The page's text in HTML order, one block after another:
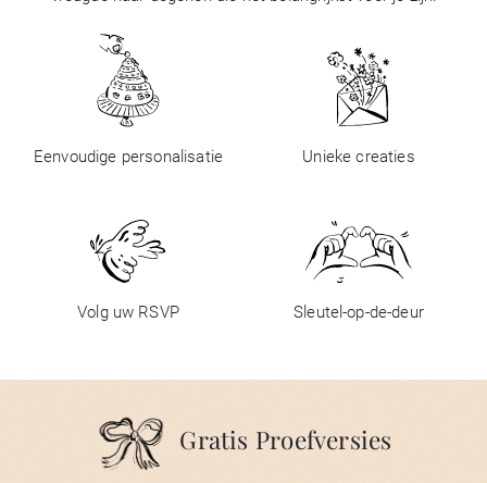
Eenvoudige personalisatie Unieke creaties
Volg uw RSVP Sleutel-op-de-deur
Gratis Proefversies